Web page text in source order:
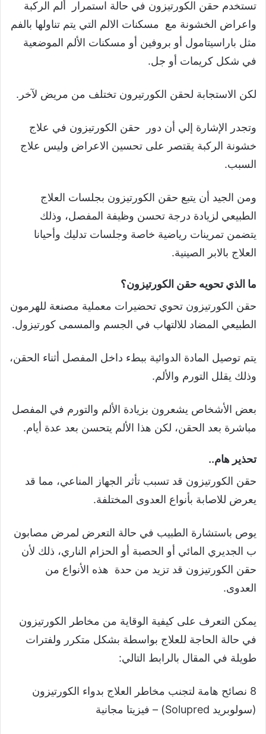
تستخدم حقن الكورتيزون في حالة استمرار ألم الركبة
واعراض الخشونة مع مسكنات الالم التي يتم تناولها بالفم
مثل باراسيتامول أو بروفين أو مسكنات الألم الموضعية
في شكل كريمات أو جل.
لكن الاستجابة لحقن الكورتيرون تختلف من مريض لآخر.
وتجدر الإشارة إلي أن دور حقن الكورتيزون في علاج
خشونة الركبة يقتصر على تحسين الاعراض وليس علاج
السبب.
ومن الجيد أن يتبع حقن الكورتيزون بجلسات العلاج
الطبيعي لزيادة درجة تحسن وظيفة المفصل، وذلك
يتضمن تمرينات رياضية خاصة وجلسات تدليك وأحيانا
العلاج بالابر الصينية.
ما الذي تحويه حقن الكورتيزون؟
حقن الكورتيزون تحوي تحضيرات معملية مصنعة للهرمون
الطبيعي المضاد للالتهاب في الجسم والمسمى كورتيزول.
يتم توصيل المادة الدوائية ببطء داخل المفصل أثناء الحقن،
وذلك يقلل التورم والألم.
بعض الأشخاص يشعرون بزيادة الألم والتورم في المفصل
مباشرة بعد الحقن، لكن هذا الألم يتحسن بعد عدة أيام.
تحذير هام..
حقن الكورتيزون قد تسبب تأثر الجهاز المناعي، مما قد
يعرض للاصابة بأنواع العدوى المختلفة.
يوص باستشارة الطبيب في حالة التعرض لمرض مصابون
ب الجديري المائي أو الحصبة أو الحزام الناري، ذلك لأن
حقن الكورتيزون قد تزيد من حدة هذه الأنواع من
العدوى.
يمكن التعرف على كيفية الوقاية من مخاطر الكورتيزون
في حالة الحاجة للعلاج بواسطة بشكل متكرر ولفترات
طويلة في المقال بالرابط التالي:
8 نصائح هامة لتجنب مخاطر العلاج بدواء الكورتيزون
(سولوبريد Solupred) – فيزيتا مجانية